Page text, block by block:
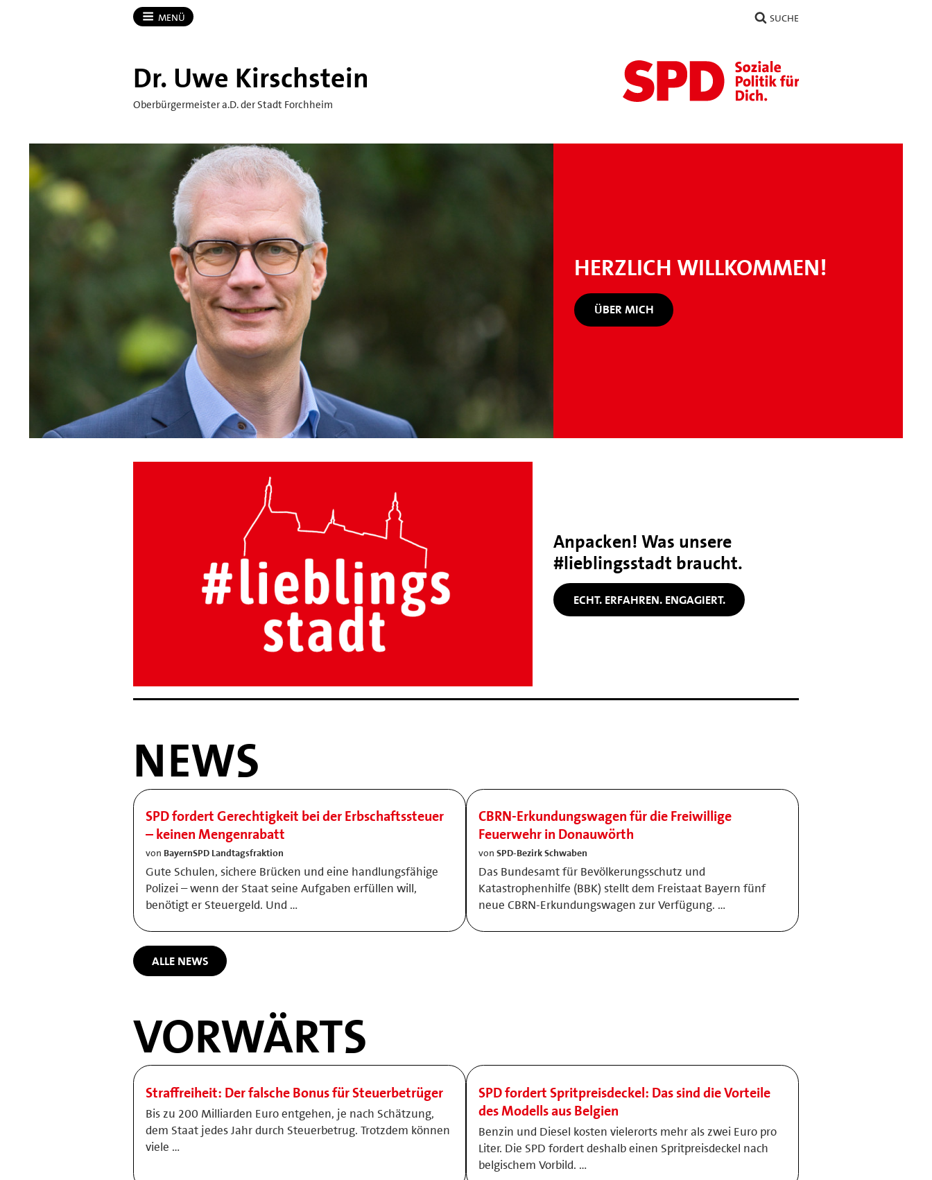
MENÜ SUCHE
Dr.​ Uwe Kirschstein
Oberbürgermeister a.D. der Stadt Forchheim
HERZLICH WILLKOMMEN!
ÜBER MICH
Anpacken! Was unsere
#lieblingsstadt braucht.
ECHT. ERFAHREN. ENGAGIERT.
NEWS
SPD fordert Gerechtigkeit bei der Erbschaftssteuer
– keinen Mengenrabatt
von BayernSPD Landtagsfraktion
Gute Schulen, sichere Brücken und eine handlungsfähige
Polizei – wenn der Staat seine Aufgaben erfüllen will,
benötigt er Steuergeld. Und …
CBRN-Erkundungswagen für die Freiwillige
Feuerwehr in Donauwörth
von SPD-Bezirk Schwaben
Das Bundesamt für Bevölkerungsschutz und
Katastrophenhilfe (BBK) stellt dem Freistaat Bayern fünf
neue CBRN-Erkundungswagen zur Verfügung. …
ALLE NEWS
VORWÄRTS
Straffreiheit: Der falsche Bonus für Steuerbetrüger
Bis zu 200 Milliarden Euro entgehen, je nach Schätzung,
dem Staat jedes Jahr durch Steuerbetrug. Trotzdem können
viele …
SPD fordert Spritpreisdeckel: Das sind die Vorteile
des Modells aus Belgien
Benzin und Diesel kosten vielerorts mehr als zwei Euro pro
Liter. Die SPD fordert deshalb einen Spritpreisdeckel nach
belgischem Vorbild. …